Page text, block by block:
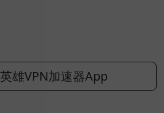
雄VPN加速器App